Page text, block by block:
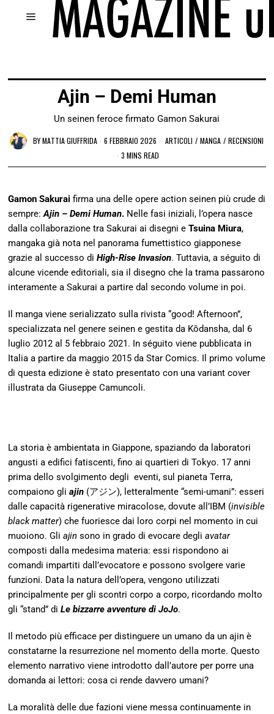
Ajin – Demi Human
Un seinen feroce firmato Gamon Sakurai
BYMATTIA GIUFFRIDA 6 FEBBRAIO 2026 ARTICOLI / MANGA / RECENSIONI
3 MINS READ
Gamon Sakurai firma una delle opere action seinen più crude di
sempre:Ajin – Demi Human. Nelle fasi iniziali, l’opera nasce
dalla collaborazione tra Sakurai ai disegni eTsuina Miura,
mangaka già nota nel panorama fumettistico giapponese
grazie al successo diHigh-Rise Invasion. Tuttavia, a séguito di
alcune vicende editoriali, sia il disegno che la trama passarono
interamente a Sakurai a partire dal secondo volume in poi.
Il manga viene serializzato sulla rivista “good! Afternoon”,
specializzata nel genere seinen e gestita da Kōdansha, dal 6
luglio 2012 al 5 febbraio 2021. In séguito viene pubblicata in
Italia a partire da maggio 2015 da Star Comics. Il primo volume
di questa edizione è stato presentato con una variant cover
illustrata da Giuseppe Camuncoli.
La storia è ambientata in Giappone, spaziando da laboratori
angusti a edifici fatiscenti, fino ai quartieri di Tokyo. 17 anni
prima dello svolgimento degli eventi, sul pianeta Terra,
compaiono gliajin (アジン), letteralmente “semi-umani”: esseri
dalle capacità rigenerative miracolose, dovute all’IBM (invisible
black matter) che fuoriesce dai loro corpi nel momento in cui
muoiono. Gliajinsono in grado di evocare degliavatar
composti dalla medesima materia: essi rispondono ai
comandi impartiti dall’evocatore e possono svolgere varie
funzioni. Data la natura dell’opera, vengono utilizzati
principalmente per gli scontri corpo a corpo, ricordando molto
gli “stand” diLe bizzarre avventure di JoJo.
Il metodo più efficace per distinguere un umano da un ajin è
constatarne la resurrezione nel momento della morte. Questo
elemento narrativo viene introdotto dall’autore per porre una
domanda ai lettori: cosa ci rende davvero umani?
La moralità delle due fazioni viene messa continuamente in